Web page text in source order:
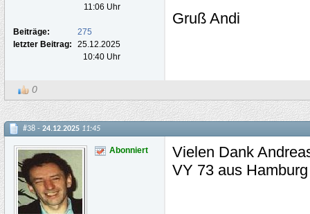
11:06 Uhr
Beiträge:
275
letzter Beitrag:
25.12.2025
10:40 Uhr
Gruß Andi
0
#38 - 24.12.2025 11:45
Abonniert
Vielen Dank
VY 73 aus